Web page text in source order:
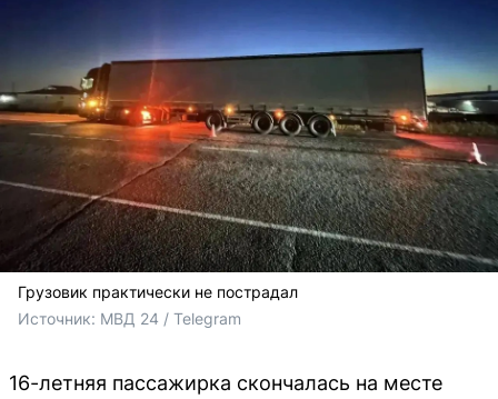
Грузовик практически не пострадал
Источник: МВД 24 / Telegram
16-летняя пассажирка скончалась на месте